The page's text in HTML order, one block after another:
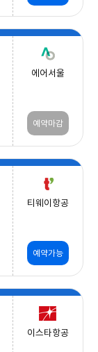
에어서울
예약마감
티웨이항공
예약가능
이스타항공